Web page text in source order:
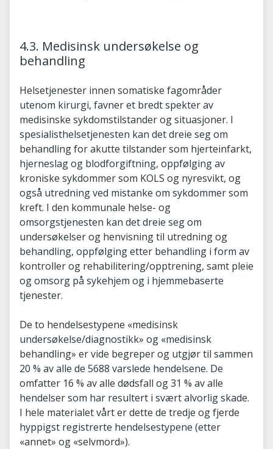
4.3. Medisinsk undersøkelse og
behandling
Helsetjenester innen somatiske fagområder
utenom kirurgi, favner et bredt spekter av
medisinske sykdomstilstander og situasjoner. I
spesialisthelsetjenesten kan det dreie seg om
behandling for akutte tilstander som hjerteinfarkt,
hjerneslag og blodforgiftning, oppfølging av
kroniske sykdommer som KOLS og nyresvikt, og
også utredning ved mistanke om sykdommer som
kreft. I den kommunale helse- og
omsorgstjenesten kan det dreie seg om
undersøkelser og henvisning til utredning og
behandling, oppfølging etter behandling i form av
kontroller og rehabilitering/opptrening, samt pleie
og omsorg på sykehjem og i hjemmebaserte
tjenester.
De to hendelsestypene «medisinsk
undersøkelse/diagnostikk» og «medisinsk
behandling» er vide begreper og utgjør til sammen
20 % av alle de 5688 varslede hendelsene. De
omfatter 16 % av alle dødsfall og 31 % av alle
hendelser som har resultert i svært alvorlig skade.
I hele materialet vårt er dette de tredje og fjerde
hyppigst registrerte hendelsestypene (etter
«annet» og «selvmord»).